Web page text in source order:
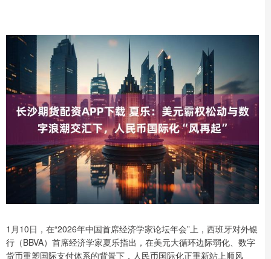
1月10日，在“2026年中国首席经济学家论坛年会”上，西班牙对外银
行（BBVA）首席经济学家夏乐指出，在美元大循环边际弱化、数字
货币重塑国际支付体系的背景下，人民币国际化正重新站上顺风